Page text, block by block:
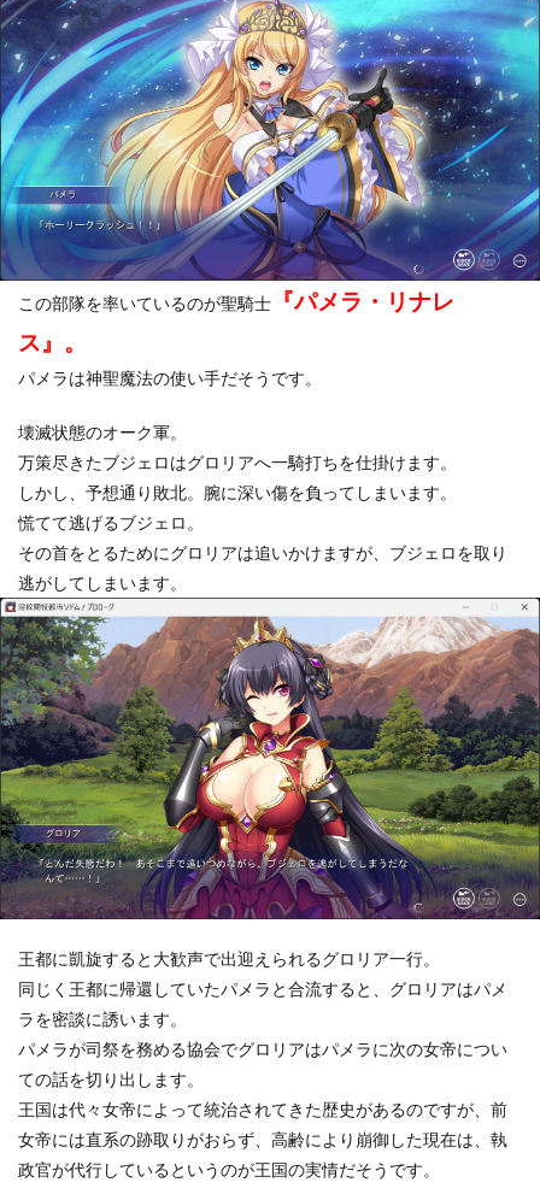
この部隊を率いているのが聖騎士
『パメラ・リナレ
ス』。
パメラは神聖魔法の使い手だそうです。
壊滅状態のオーク軍。
万策尽きたブジェロはグロリアへ一騎打ちを仕掛けます。
しかし、予想通り敗北。腕に深い傷を負ってしまいます。
慌てて逃げるブジェロ。
その首をとるためにグロリアは追いかけますが、ブジェロを取り
逃がしてしまいます。
王都に凱旋すると大歓声で出迎えられるグロリア一行。
同じく王都に帰還していたパメラと合流すると、グロリアはパメ
ラを密談に誘います。
パメラが司祭を務める協会でグロリアはパメラに次の女帝につい
ての話を切り出します。
王国は代々女帝によって統治されてきた歴史があるのですが、前
女帝には直系の跡取りがおらず、高齢により崩御した現在は、執
政官が代行しているというのが王国の実情だそうです。